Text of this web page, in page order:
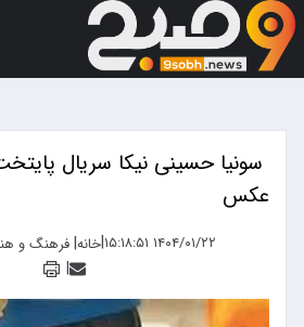
سونیا حسینی نیکا سریال
عکس
۱۴۰۴/۰۱/۲۲ ۱۵:۱۸:۵۱ |خانه|فرهنگ و
|